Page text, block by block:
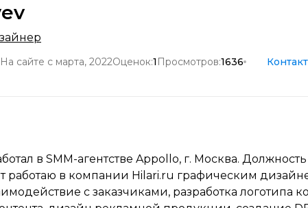
На сайте с марта, 2022Оценок:1Просмотров:1636
в SMM-агентстве Appollo, г. Москва.
работаю в компании Hilari.ru графическим
с заказчиками, разработка логотипа